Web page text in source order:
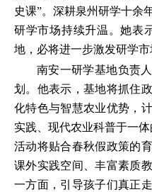
史课”。深耕泉州研学十余
研学市场持续升温。她表
地，必将进一步激发研学
南安一研学基地负责
划。他表示，基地将抓住
化特色与智慧农业优势，
实践、现代农业科普于一
活动将贴合春秋假政策的
课外实践空间、丰富素质
一方面，引导孩子们真正